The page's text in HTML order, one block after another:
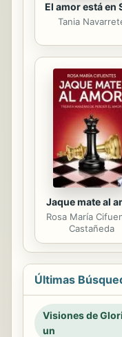
El amor está en
Tania
Jaque mate al
Rosa María
Castañeda
Últimas
Visiones de
un